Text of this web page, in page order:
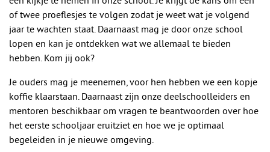
of twee proeflesjes te volgen zodat je weet wat je volgend
jaar te wachten staat. Daarnaast mag je door onze school
lopen en kan je ontdekken wat we allemaal te bieden
hebben. Kom jij ook?
Je ouders mag je meenemen, voor hen hebben we een kopje
koffie klaarstaan. Daarnaast zijn onze deelschoolleiders en
mentoren beschikbaar om vragen te beantwoorden over hoe
het eerste schooljaar eruitziet en hoe we je optimaal
begeleiden in je nieuwe omgeving.